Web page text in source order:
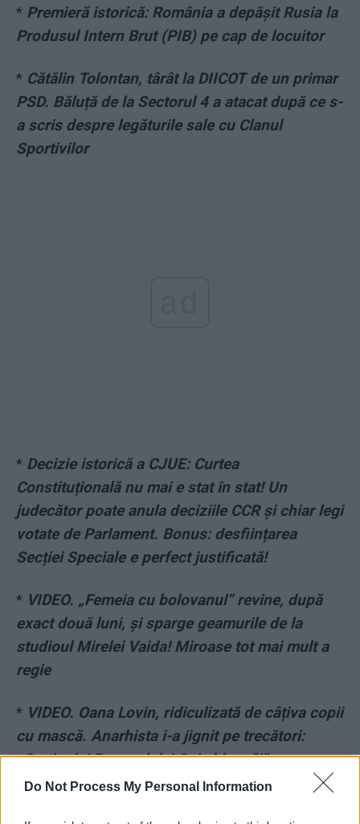
Do Not Process My Personal Information
* Premieră istorică: România a depășit Rusia la
Produsul Intern Brut (PIB) pe cap de locuitor
* Cătălin Tolontan, târât la DIICOT de un primar
PSD. Băluță de la Sectorul 4 a atacat după ce s-
a scris despre legăturile sale cu Clanul
Sportivilor
* Decizie istorică a CJUE: Curtea
Constituțională nu mai e stat în stat! Un
judecător poate anula deciziile CCR și chiar legi
votate de Parlament. Bonus: desființarea
Secției Speciale e perfect justificată!
* VIDEO. „Femeia cu bolovanul” revine, după
exact două luni, și sparge geamurile de la
studioul Mirelei Vaida! Miroase tot mai mult a
regie
* VIDEO. Oana Lovin, ridiculizată de câțiva copii
cu mască. Anarhista i-a jignit pe trecători:
„Cretinule! Papagalule! Oaie bleagă!”